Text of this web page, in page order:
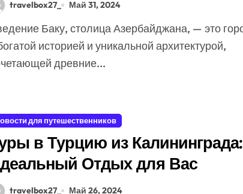
travelbox27_ Май 31, 2024
историей и уникальной архитектурой,
древние...
для путешественников
в Турцию из Калининграда:
Отдых для Вас
travelbox27_ Май 26, 2024